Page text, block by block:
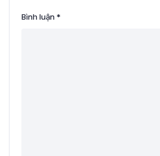
Bình luận*